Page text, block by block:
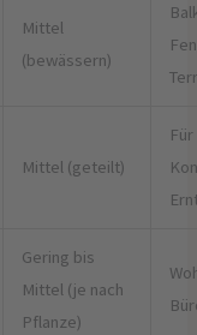
Mittel
(bewässern)
Mittel (geteilt)
Gering bis
Mittel (je nach
Pflanze)